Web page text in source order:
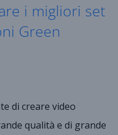
i migliori set
Green
di creare video
qualità e di grande